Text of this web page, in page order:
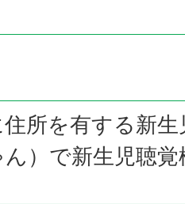
所を有する新
）で新生児聴